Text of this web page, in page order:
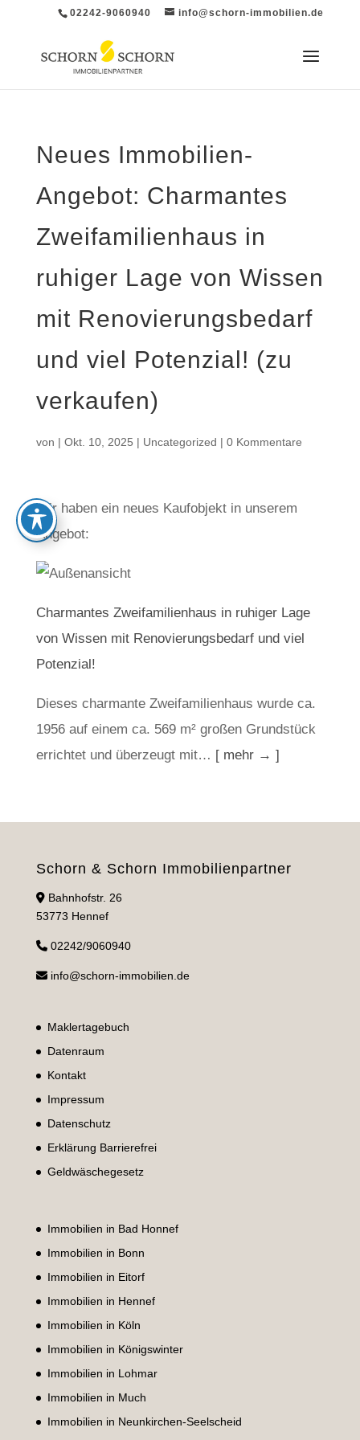
02242-9060940 info@schorn-immobilien.de
Neues Immobilien-
Angebot: Charmantes
Zweifamilienhaus in
ruhiger Lage von Wissen
mit Renovierungsbedarf
und viel Potenzial! (zu
verkaufen)
von | Okt. 10, 2025 | Uncategorized | 0 Kommentare
Wir haben ein neues Kaufobjekt in unserem
Angebot:
Charmantes Zweifamilienhaus in ruhiger Lage
von Wissen mit Renovierungsbedarf und viel
Potenzial!
Dieses charmante Zweifamilienhaus wurde ca.
1956 auf einem ca. 569 m² großen Grundstück
errichtet und überzeugt mit… [ mehr → ]
Schorn & Schorn Immobilienpartner
Bahnhofstr. 26
53773 Hennef
02242/9060940
info@schorn-immobilien.de
Maklertagebuch
Datenraum
Kontakt
Impressum
Datenschutz
Erklärung Barrierefrei
Geldwäschegesetz
Immobilien in Bad Honnef
Immobilien in Bonn
Immobilien in Eitorf
Immobilien in Hennef
Immobilien in Köln
Immobilien in Königswinter
Immobilien in Lohmar
Immobilien in Much
Immobilien in Neunkirchen-Seelscheid